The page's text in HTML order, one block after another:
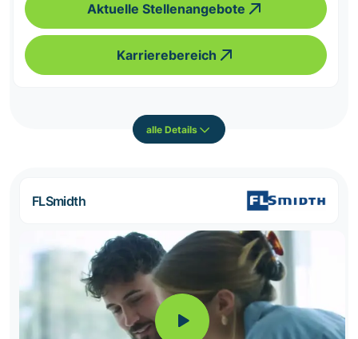
Aktuelle Stellenangebote
Karrierebereich
alle Details
FLSmidth